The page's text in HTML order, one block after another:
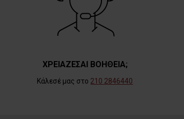
ΧΡΕΙΑΖΕΣΑΙ ΒΟΗΘΕΙΑ;
Κάλεσέ μας στο 210 2846440